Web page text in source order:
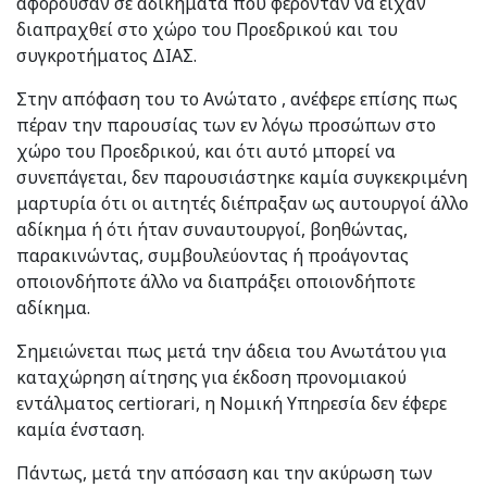
διαπραχθεί στο χώρο του Προεδρικού και του
συγκροτήματος ΔΙΑΣ.
Στην απόφαση του το Ανώτατο , ανέφερε επίσης πως
πέραν την παρουσίας των εν λόγω προσώπων στο
χώρο του Προεδρικού, και ότι αυτό μπορεί να
συνεπάγεται, δεν παρουσιάστηκε καμία συγκεκριμένη
μαρτυρία ότι οι αιτητές διέπραξαν ως αυτουργοί άλλο
αδίκημα ή ότι ήταν συναυτουργοί, βοηθώντας,
παρακινώντας, συμβουλεύοντας ή προάγοντας
οποιονδήποτε άλλο να διαπράξει οποιονδήποτε
αδίκημα.
Σημειώνεται πως μετά την άδεια του Ανωτάτου για
καταχώρηση αίτησης για έκδοση προνομιακού
εντάλματος certiorari, η Νομική Υπηρεσία δεν έφερε
καμία ένσταση.
Πάντως, μετά την απόσαση και την ακύρωση των